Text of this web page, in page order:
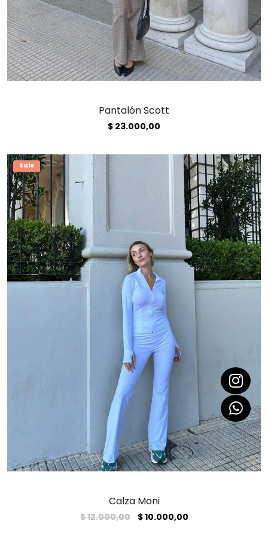
Pantalón Scott
$ 23.000,00
Sale
Calza Moni
$12.000,00 $10.000,00El